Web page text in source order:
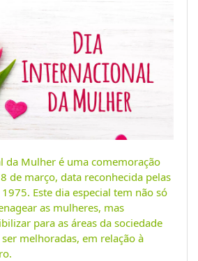
da Mulher é uma comemoração
de março, data reconhecida pelas
Este dia especial tem não só
as mulheres, mas
para as áreas da sociedade
melhoradas, em relação à